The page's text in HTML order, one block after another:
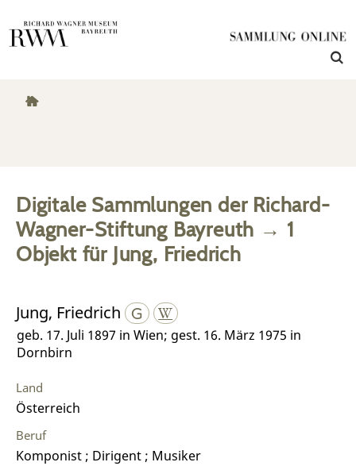
Digitale Sammlungen der Richard-
Wagner-Stiftung Bayreuth → 1
Objektfür Jung, Friedrich
Jung, Friedrich
geb. 17. Juli 1897 in Wien; gest. 16. März 1975 in
Dornbirn
Land
Österreich
Beruf
Komponist ; Dirigent ; Musiker